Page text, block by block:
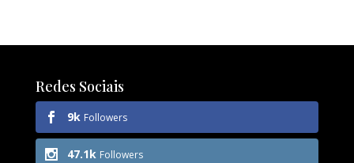
Redes Sociais
9k Followers
47.1k Followers